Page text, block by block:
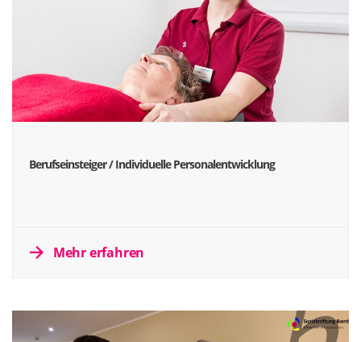
Berufseinsteiger / Individuelle Personalentwicklung
Mehr erfahren